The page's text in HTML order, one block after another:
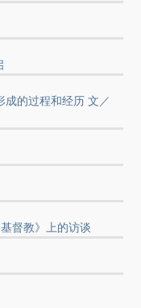
成的过程和经历 文／
督教》上的访谈